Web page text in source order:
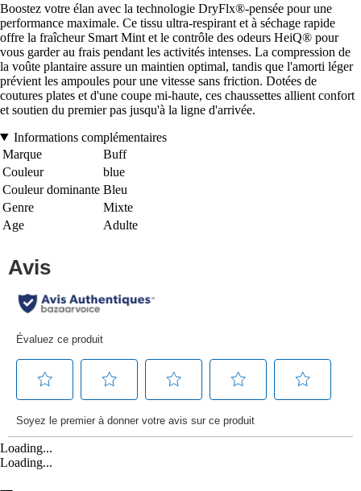
Boostez votre élan avec la technologie DryFlx®-pensée pour une
performance maximale. Ce tissu ultra-respirant et à séchage rapide
offre la fraîcheur Smart Mint et le contrôle des odeurs HeiQ® pour
vous garder au frais pendant les activités intenses. La compression de
la voûte plantaire assure un maintien optimal, tandis que l'amorti léger
prévient les ampoules pour une vitesse sans friction. Dotées de
coutures plates et d'une coupe mi-haute, ces chaussettes allient confort
et soutien du premier pas jusqu'à la ligne d'arrivée.
Informations complémentaires
Marque
Buff
Couleur
blue
Couleur dominante Bleu
Genre
Mixte
Age
Adulte
Loading...
Loading...